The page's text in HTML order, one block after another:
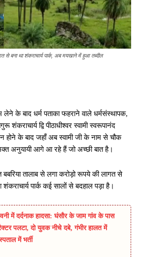
बना था शंकराचार्य पार्क, अब मयखाने में हुआ तब्दील
के बाद धर्म पताका फहराने वाले धर्मसंस्थापक,
शंकराचार्य द्वि पीठाधीश्वर स्वामी स्वरूपानंद
होने के बाद जहाँ अब स्वामी जी के नाम से चौक
अनुयायी आगे आ रहे हैं जो अच्छी बात है।
तालाब से लगा करोड़ो रूपये की लागत से
पार्क कई सालों से बदहाल पड़ा है।
में दर्दनाक हादसा: घंसौर के जाम गांव के पास
पलटा, दो युवक नीचे दबे, गंभीर हालत में
में भर्ती